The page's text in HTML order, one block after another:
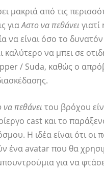
μακριά από τις
γιαΑστο να πεθάνει
να είναι όσο το
καλύτερο να μπει σε
/ Suda, καθώς ο
να πεθάνει του βρόχου
cast και το
Η ιδέα είναι ότι οι
ένα avatar που θα
για να